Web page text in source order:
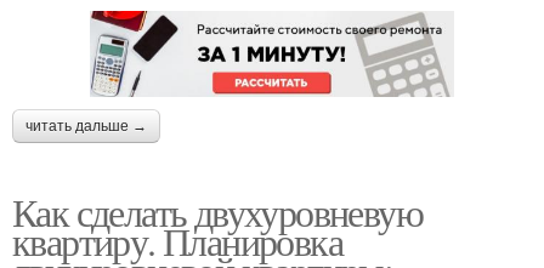
читать дальше →
Как сделать двухуровневую
квартиру. Планировка